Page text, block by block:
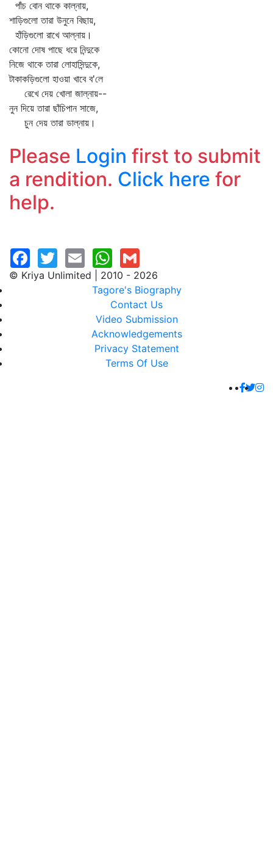
পাঁচ বোন থাকে কাল্‌নায়,
শাড়িগুলো তারা উনুনে বিছায়,
হাঁড়িগুলো রাখে আল্‌নায়।
কোনো দোষ পাছে ধরে নিন্দুকে
নিজে থাকে তারা লোহাসিন্দুকে,
টাকাকড়িগুলো হাওয়া খাবে ব'লে
রেখে দেয় খোলা জাল্‌নায়--
নুন দিয়ে তারা ছাঁচিপান সাজে,
চুন দেয় তারা ডাল্‌নায়।
Please Login first to submit
a rendition. Click here for
help.
© Kriya Unlimited | 2010 - 2026
Tagore's Biography
Contact Us
Video Submission
Acknowledgements
Privacy Statement
Terms Of Use